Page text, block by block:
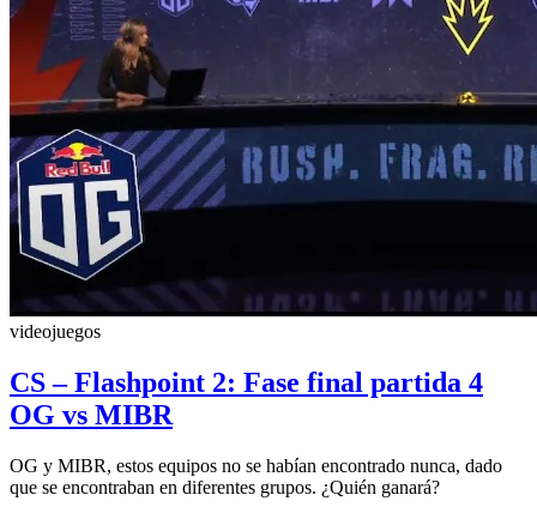
videojuegos
CS – Flashpoint 2: Fase final partida 4
OG vs MIBR
OG y MIBR, estos equipos no se habían encontrado nunca, dado
que se encontraban en diferentes grupos. ¿Quién ganará?